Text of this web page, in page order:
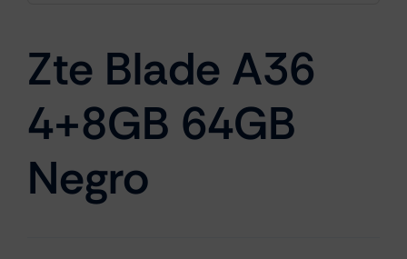
Marcas
Zte Blade A36
4+8GB 64GB
Negro